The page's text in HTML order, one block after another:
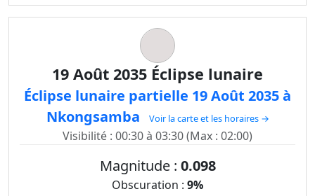
19 Août 2035 Éclipse lunaire
Éclipse lunaire partielle 19 Août 2035 à
Nkongsamba
Voir la carte et les horaires →
Visibilité : 00:30 à 03:30 (Max : 02:00)
Magnitude : 0.098
Obscuration : 9%